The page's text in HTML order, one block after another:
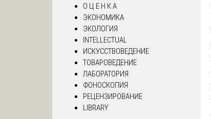
О Ц Е Н К А
ЭКОНОМИКА
ЭКОЛОГИЯ
INTELLECTUAL
ИСКУССТВОВЕДЕНИЕ
ТОВАРОВЕДЕНИЕ
ЛАБОРАТОРИЯ
ФОНОСКОПИЯ
РЕЦЕНЗИРОВАНИЕ
LIBRARY